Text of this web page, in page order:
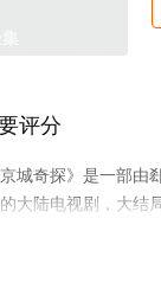
评分
城奇探》是一部由
大陆电视剧，大结
至豆瓣电视剧、电视